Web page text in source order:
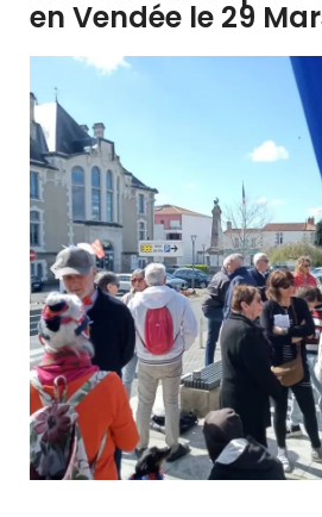
en Vendée le 29